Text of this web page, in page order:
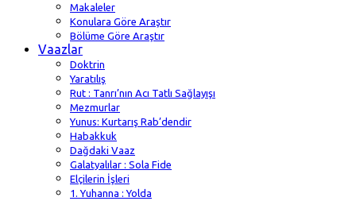
Makaleler
Konulara Göre Araştır
Bölüme Göre Araştır
Vaazlar
Doktrin
Yaratılış
Rut : Tanrı’nın Acı Tatlı Sağlayışı
Mezmurlar
Yunus: Kurtarış Rab’dendir
Habakkuk
Dağdaki Vaaz
Galatyalılar : Sola Fide
Elçilerin İşleri
1. Yuhanna : Yolda